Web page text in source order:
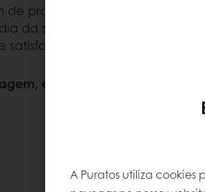
proporcionar sensações
da sua montra, mas
satisfazer as novas tendências
deixe-se levar e inspire-se
A Puratos utiliza